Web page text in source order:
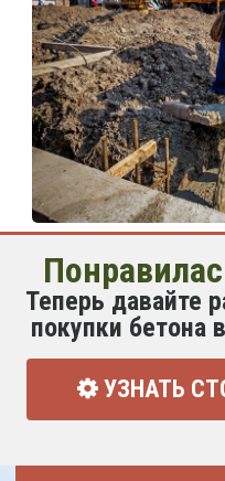
Теперь давайте
покупки бетона
УЗНАТЬ